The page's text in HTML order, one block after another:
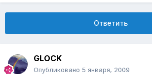
Ответить
GLOCK
Опубликовано 5 января, 2009